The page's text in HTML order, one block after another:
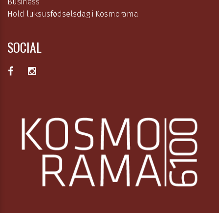
Business
Hold luksusfødselsdag i Kosmorama
SOCIAL